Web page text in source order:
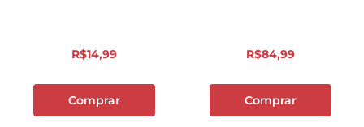
R$14,99
Comprar
R$84,99
Comprar